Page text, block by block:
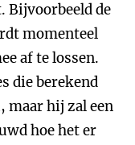
Bijvoorbeeld de
momenteel
af te lossen.
die berekend
maar hij zal een
hoe het er